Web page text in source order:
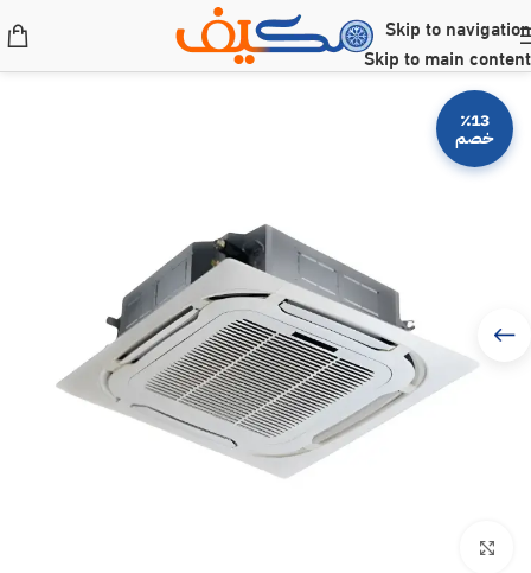
Skip to navigation
Skip to main content
٪13
خصم